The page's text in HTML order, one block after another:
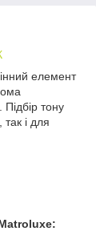
елемент
тону
і для